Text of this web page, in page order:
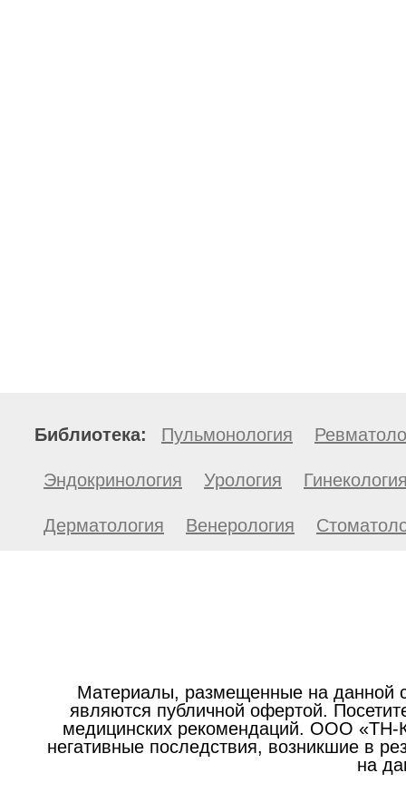
Библиотека: Пульмонология
Эндокринология Урология
Дерматология Венерология
Материалы, размещенные на данной
являются публичной офертой.
медицинских рекомендаций. ООО «ТН-
негативные последствия, возникшие в
на